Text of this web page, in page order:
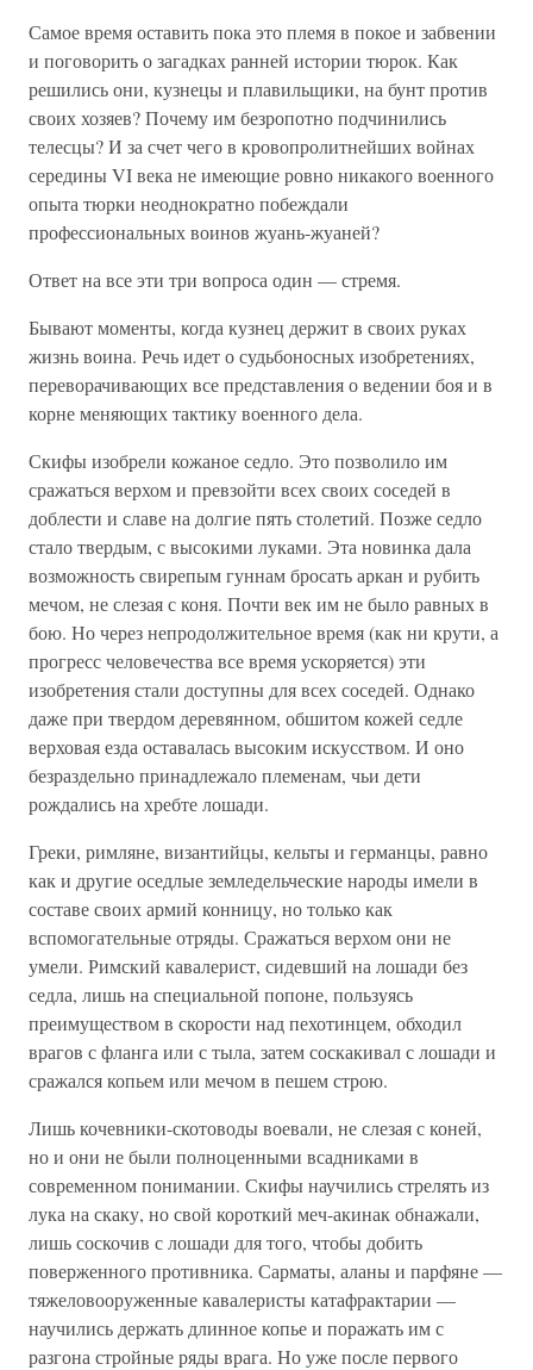
Самое время оставить пока это племя в покое и забвении
и поговорить о загадках ранней истории тюрок. Как
решились они, кузнецы и плавильщики, на бунт против
своих хозяев? Почему им безропотно подчинились
телесцы? И за счет чего в кровопролитнейших войнах
середины VI века не имеющие ровно никакого военного
опыта тюрки неоднократно побеждали
профессиональных воинов жуань-жуаней?
Ответ на все эти три вопроса один — стремя.
Бывают моменты, когда кузнец держит в своих руках
жизнь воина. Речь идет о судьбоносных изобретениях,
переворачивающих все представления о ведении боя и в
корне меняющих тактику военного дела.
Скифы изобрели кожаное седло. Это позволило им
сражаться верхом и превзойти всех своих соседей в
доблести и славе на долгие пять столетий. Позже седло
стало твердым, с высокими луками. Эта новинка дала
возможность свирепым гуннам бросать аркан и рубить
мечом, не слезая с коня. Почти век им не было равных в
бою. Но через непродолжительное время (как ни крути, а
прогресс человечества все время ускоряется) эти
изобретения стали доступны для всех соседей. Однако
даже при твердом деревянном, обшитом кожей седле
верховая езда оставалась высоким искусством. И оно
безраздельно принадлежало племенам, чьи дети
рождались на хребте лошади.
Греки, римляне, византийцы, кельты и германцы, равно
как и другие оседлые земледельческие народы имели в
составе своих армий конницу, но только как
вспомогательные отряды. Сражаться верхом они не
умели. Римский кавалерист, сидевший на лошади без
седла, лишь на специальной попоне, пользуясь
преимуществом в скорости над пехотинцем, обходил
врагов с фланга или с тыла, затем соскакивал с лошади и
сражался копьем или мечом в пешем строю.
Лишь кочевники-скотоводы воевали, не слезая с коней,
но и они не были полноценными всадниками в
современном понимании. Скифы научились стрелять из
лука на скаку, но свой короткий меч-акинак обнажали,
лишь соскочив с лошади для того, чтобы добить
поверженного противника. Сарматы, аланы и парфяне —
тяжеловооруженные кавалеристы катафрактарии —
научились держать длинное копье и поражать им с
разгона стройные ряды врага. Но уже после первого